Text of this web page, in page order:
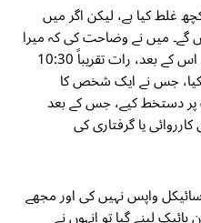
غلط کیا ہے، لیکن اگر میں
گے۔ میں نے وضاحت کی کہ میرا
کوئی رشتہ دار قریب میں نہیں ہے۔ اس کے بعد، رات تقریباً 10:30
کیا، جس نے ایک شخص کا
دستخط کیے، جس کے بعد
یا گرفتاری کی
واپس نہیں کی اور مجھے